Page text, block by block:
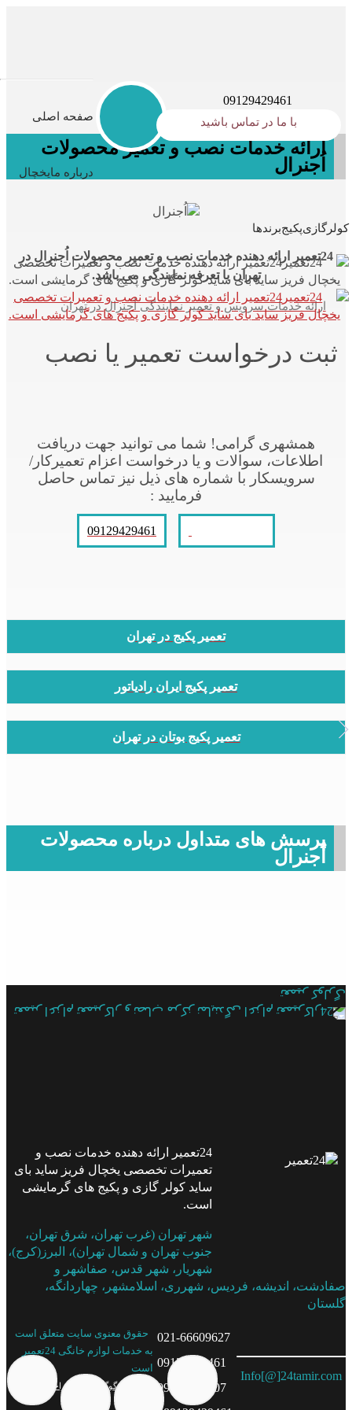
09129429461
با ما در تماس باشید صفحه اصلی
درباره مایخچال
کولرگازیپکیجبرندها
ارائه خدمات نصب و تعمیر محصولات
اُجنرال
24تعمیر ارائه دهنده خدمات نصب و تعمیر محصولات اُجنرال در
تهران با تعرفه نمایندگی می باشد.
ارائه خدمات سرویس و تعمیر نمایندگی اُجنرال در تهران
ثبت درخواست تعمیر یا نصب
همشهری گرامی! شما می توانید جهت دریافت
اطلاعات، سوالات و یا درخواست اعزام تعمیرکار/
سرویسکار با شماره های ذیل نیز تماس حاصل
فرمایید :
09129429461
تعمیر پکیج در تهران
تعمیر پکیج ایران رادیاتور
تعمیر پکیج بوتان در تهران
پرسش های متداول درباره محصولات
اُجنرال
24تعمیر ارائه دهنده خدمات نصب و
تعمیرات تخصصی یخچال فریز ساید بای
ساید کولر گازی و پکیج های گرمایشی
است.
شهر تهران (غرب تهران، شرق تهران،
جنوب تهران و شمال تهران)، البرز(کرج)،
شهریار، شهر قدس، صفاشهر و
صفادشت، اندیشه، فردیس، شهرری، اسلامشهر، چهاردانگه،
گلستان
Info[@]24tamir.com
021-66609627
09129429461
09335377807
حقوق معنوی سایت متعلق است
به خدمات لوازم خانگی 24تعمیر
است
طراحی وب سایت